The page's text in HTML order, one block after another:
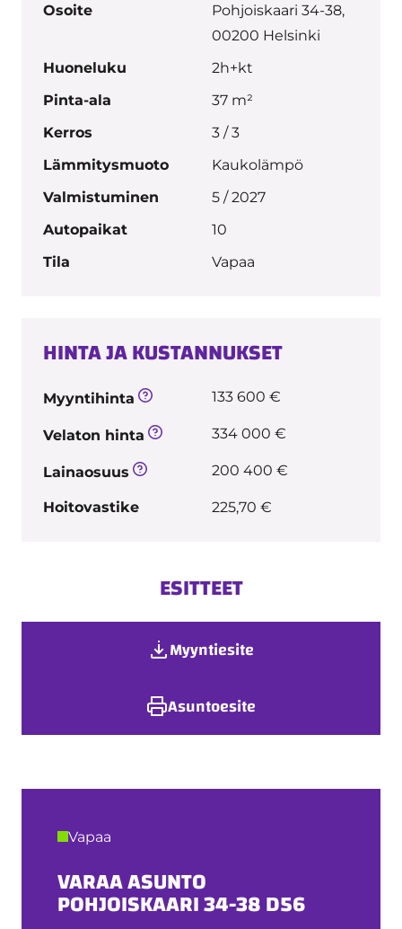
Osoite
Pohjoiskaari 34-38,
00200 Helsinki
Huoneluku
2h+kt
Pinta-ala
37 m²
Kerros
3 / 3
Lämmitysmuoto
Kaukolämpö
Valmistuminen
5 / 2027
Autopaikat
10
Tila
Vapaa
HINTA JA KUSTANNUKSET
Myyntihinta 133 600 €
Velaton hinta 334 000 €
Lainaosuus 200 400 €
Hoitovastike 225,70 €
ESITTEET
Myyntiesite
Asuntoesite
Vapaa
VARAA ASUNTO
POHJOISKAARI 34-38 D56